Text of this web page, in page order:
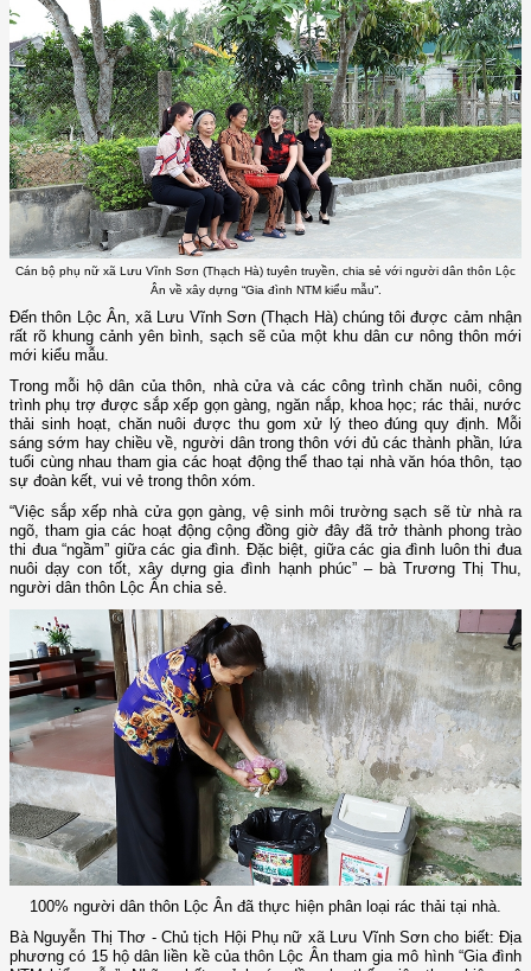
Cán bộ phụ nữ xã Lưu Vĩnh Sơn (Thạch Hà) tuyên truyền, chia sẻ với người dân thôn Lộc
Ân về xây dựng “Gia đình NTM kiểu mẫu”.
Đến thôn Lộc Ân, xã Lưu Vĩnh Sơn (Thạch Hà) chúng tôi được cảm nhận
rất rõ khung cảnh yên bình, sạch sẽ của một khu dân cư nông thôn mới
mới kiểu mẫu.
Trong mỗi hộ dân của thôn, nhà cửa và các công trình chăn nuôi, công
trình phụ trợ được sắp xếp gọn gàng, ngăn nắp, khoa học; rác thải, nước
thải sinh hoạt, chăn nuôi được thu gom xử lý theo đúng quy định. Mỗi
sáng sớm hay chiều về, người dân trong thôn với đủ các thành phần, lứa
tuổi cùng nhau tham gia các hoạt động thể thao tại nhà văn hóa thôn, tạo
sự đoàn kết, vui vẻ trong thôn xóm.
“Việc sắp xếp nhà cửa gọn gàng, vệ sinh môi trường sạch sẽ từ nhà ra
ngõ, tham gia các hoạt động cộng đồng giờ đây đã trở thành phong trào
thi đua “ngầm” giữa các gia đình. Đặc biệt, giữa các gia đình luôn thi đua
nuôi dạy con tốt, xây dựng gia đình hạnh phúc” – bà Trương Thị Thu,
người dân thôn Lộc Ân chia sẻ.
100% người dân thôn Lộc Ân đã thực hiện phân loại rác thải tại nhà.
Bà Nguyễn Thị Thơ - Chủ tịch Hội Phụ nữ xã Lưu Vĩnh Sơn cho biết: Địa
phương có 15 hộ dân liền kề của thôn Lộc Ân tham gia mô hình “Gia đình